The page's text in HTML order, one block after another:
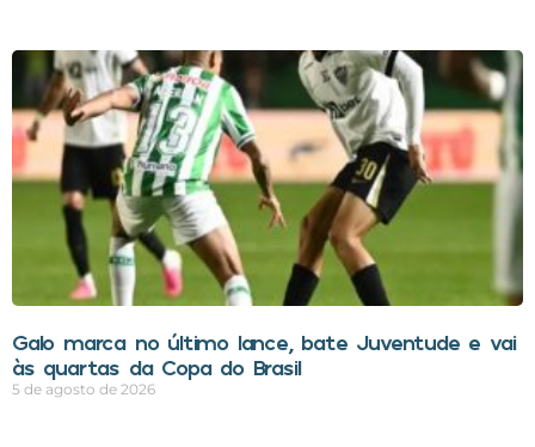
Galo marca no último lance, bate Juventude e vai
às quartas da Copa do Brasil
5 de agosto de 2026